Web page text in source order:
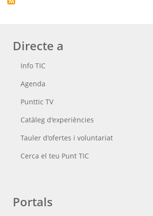
Directe a
Info TIC
Agenda
Punttic TV
Catàleg d'experiències
Tauler d'ofertes i voluntariat
Cerca el teu Punt TIC
Portals